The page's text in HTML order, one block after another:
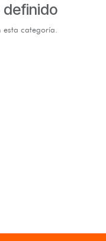
definido
categoría.